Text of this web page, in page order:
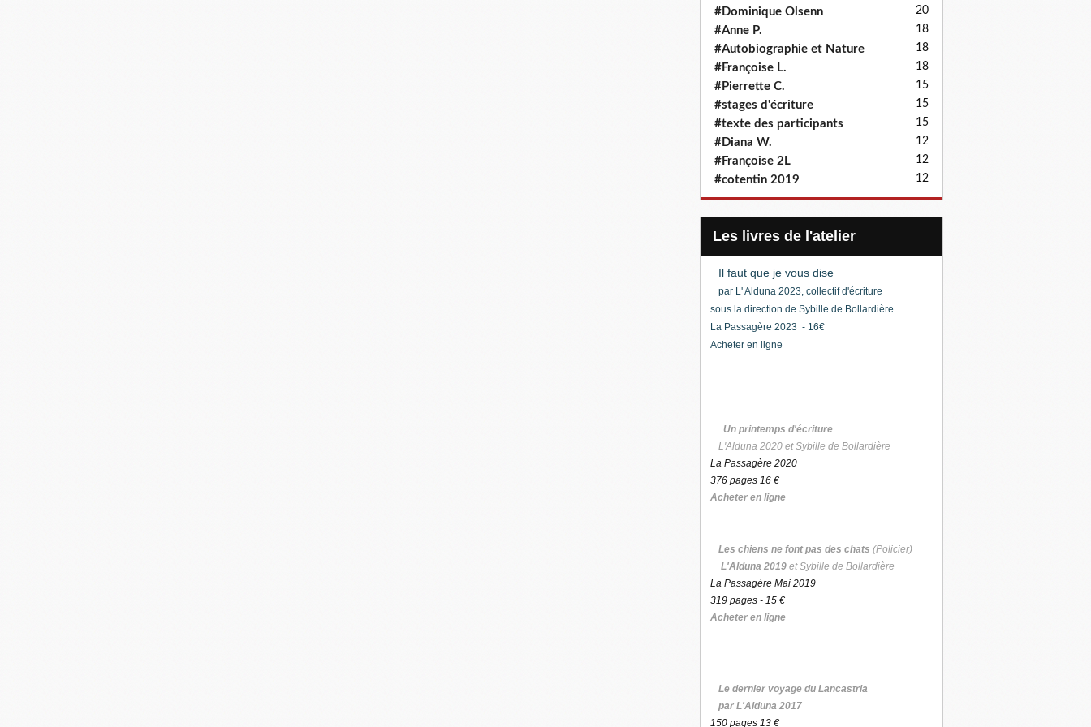
#Dominique Olsenn 20
#Anne P. 18
#Autobiographie et Nature 18
#Françoise L. 18
#Pierrette C. 15
#stages d'écriture 15
#texte des participants 15
#Diana W. 12
#Françoise 2L 12
#cotentin 2019 12
Les livres de l'atelier
Il faut que je vous dise
par L' Alduna 2023, collectif d'écriture
sous la direction de Sybille de Bollardière
La Passagère 2023 - 16€
Acheter en ligne
Un printemps d'écriture
L'Alduna 2020 et Sybille de Bollardière
La Passagère 2020
376 pages 16 €
Acheter en ligne
Les chiens ne font pas des chats (Policier)
L'Alduna 2019 et Sybille de Bollardière
La Passagère Mai 2019
319 pages - 15 €
Acheter en ligne
Le dernier voyage du Lancastria
par L'Alduna 2017
150 pages 13 €